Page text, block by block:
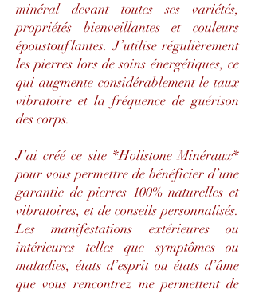
minéral devant toutes ses variétés,
propriétés bienveillantes et couleurs
époustouflantes. J’utilise régulièrement
les pierres lors de soins énergétiques, ce
qui augmente considérablement le taux
vibratoire et la fréquence de guérison
des corps.
J’ai créé ce site *Holistone Minéraux*
pour vous permettre de bénéficier d’une
garantie de pierres 100% naturelles et
vibratoires, et de conseils personnalisés.
Les manifestations extérieures ou
intérieures telles que symptômes ou
maladies, états d’esprit ou états d’âme
que vous rencontrez me permettent de